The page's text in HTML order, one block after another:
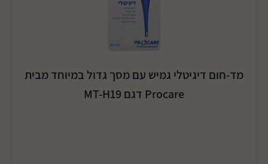
מד-חום דיגיטלי גמיש עם מסך גדול במיוחד מבית
Procare דגם MT-H19